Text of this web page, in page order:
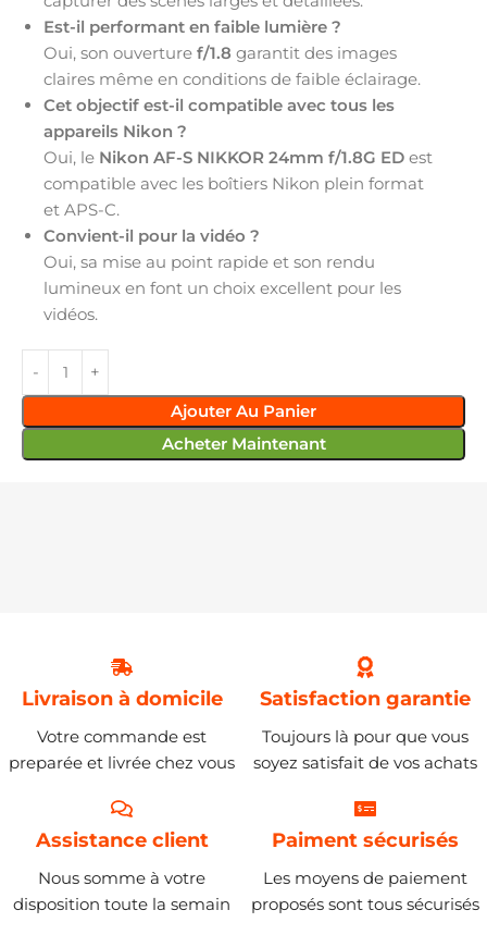
Est-il performant en faible lumière ?
Oui, son ouverture f/1.8 garantit des images
claires même en conditions de faible éclairage.
Cet objectif est-il compatible avec tous les
appareils Nikon ?
Oui, le Nikon AF-S NIKKOR 24mm f/1.8G ED est
compatible avec les boîtiers Nikon plein format
et APS-C.
Convient-il pour la vidéo ?
Oui, sa mise au point rapide et son rendu
lumineux en font un choix excellent pour les
vidéos.
Ajouter Au Panier
Acheter Maintenant
Livraison à domicile
Votre commande est
preparée et livrée chez vous
Satisfaction garantie
Toujours là pour que vous
soyez satisfait de vos achats
Assistance client
Nous somme à votre
disposition toute la semain
Paiment sécurisés
Les moyens de paiement
proposés sont tous sécurisés